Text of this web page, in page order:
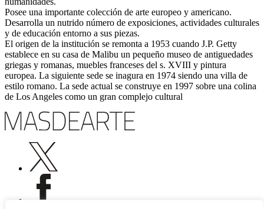
Posee una importante colección de arte europeo y americano.
Desarrolla un nutrido número de exposiciones, actividades culturales
y de educación entorno a sus piezas.
El origen de la institución se remonta a 1953 cuando J.P. Getty
establece en su casa de Malibu un pequeño museo de antiguedades
griegas y romanas, muebles franceses del s. XVIII y pintura
europea. La siguiente sede se inagura en 1974 siendo una villa de
estilo romano. La sede actual se construye en 1997 sobre una colina
de Los Angeles como un gran complejo cultural